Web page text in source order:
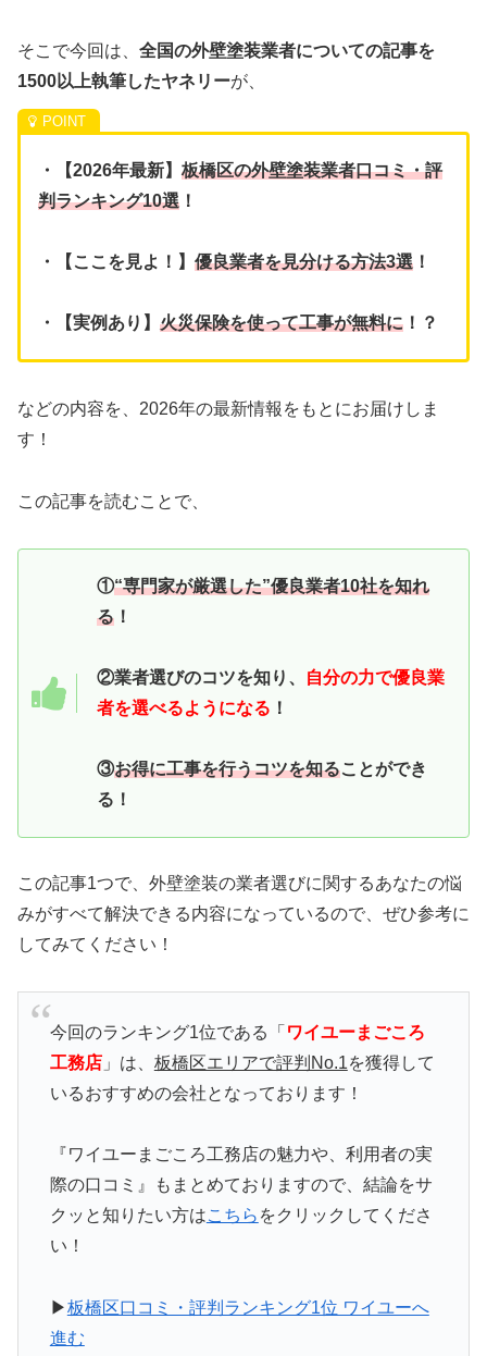
そこで今回は、 全国の外壁塗装業者についての記事を
1500以上執筆したヤネリーが、
・【2026年最新】 板橋区の外壁塗装業者口コミ・評
判ランキング10選 ！
・【ここを見よ！】 優良業者を見分ける方法3選 ！
・【実例あり】 火災保険を使って工事が無料に ！？
などの内容を、2026年の最新情報をもとにお届けしま
す！
この記事を読むことで、
①“専門家が厳選した”優良業者10社を知れ
る ！
②業者選びのコツを知り、
自分の力で優良業
者を選べるようになる ！
③お得に工事を行うコツを知ることができ
る！
この記事1つで、外壁塗装の業者選びに関するあなたの悩
みがすべて解決できる内容になっているので、ぜひ参考に
してみてください！
今回のランキング1位である「 ワイユーまごころ
工務店」は、 板橋区エリアで評判No.1を獲得して
いるおすすめの会社となっております！
『ワイユーまごころ工務店の魅力や、利用者の実
際の口コミ』もまとめておりますので、結論をサ
クッと知りたい方はこちら をクリックしてくださ
い！
▶板橋区口コミ・評判ランキング1位 ワイユーへ
進む